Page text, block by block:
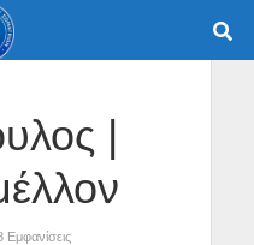
|
Εμφανίσεις